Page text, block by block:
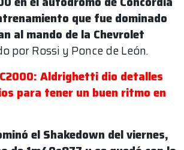
que fue dominado
al mando de la Chevrolet
por Rossi y Ponce de León.
Aldrighetti dio detalles
para tener un buen ritmo en
el Shakedown del viernes,